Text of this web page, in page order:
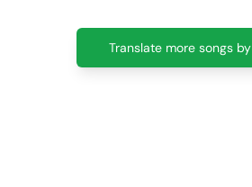
Translate more songs by